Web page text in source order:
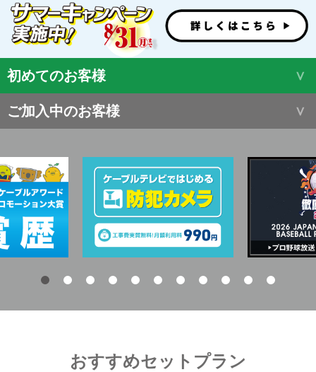
初めてのお客様
ご加入中のお客様
おすすめセットプラン